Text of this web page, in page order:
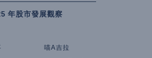
年股市發展觀察
喵A吉拉